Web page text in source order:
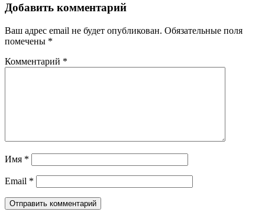
Добавить комментарий
Ваш адрес email не будет опубликован. Обязательные поля
помечены *
Комментарий *
Имя *
Email *